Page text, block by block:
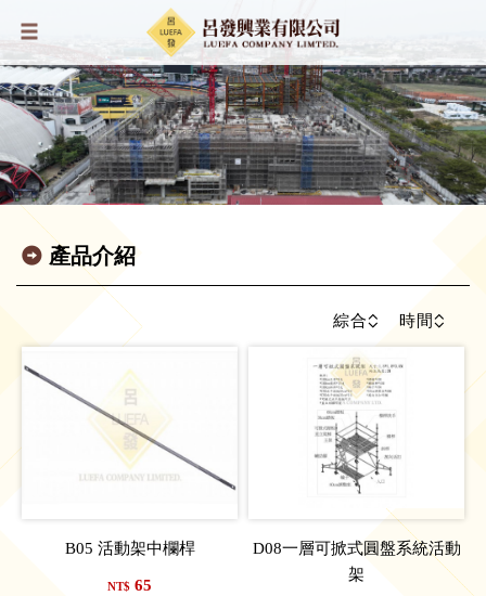
產品介紹
綜合 時間
B05 活動架中欄桿
NT$ 65
D08一層可掀式圓盤系統活動
架